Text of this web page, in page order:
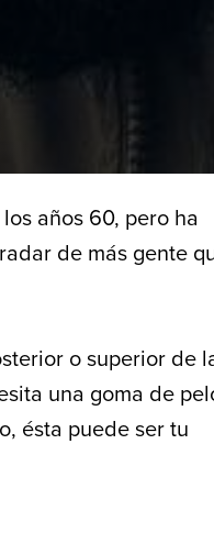
años 60, pero ha
de más gente
o superior de
una goma de
ésta puede ser tu